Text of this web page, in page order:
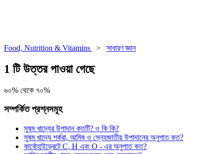
Food, Nutrition & Vitamins > সাধারণ জ্ঞান
1 টি উত্তর পাওয়া গেছে
৬০% থেকে ৭০%
সম্পর্কিত প্রশ্নসমূহ
সুষম খাদ্যের উপাদান কতটি? ও কি কি?
সুষম খাদ্যে শর্করা, আমিষ ও স্নেহজাতীয় উপাদানের অনুপাত কত?
কার্বোহাইড্রেটে C, H এবং O - এর অনুপাত কত?